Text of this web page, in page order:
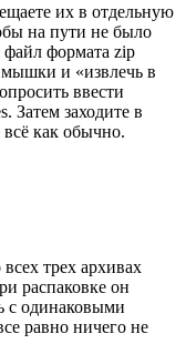
их в отдельную
на пути не было
файл формата zip
и «извлечь в
ввести
Затем заходите в
как обычно.
трех архивах
распаковке он
с одинаковыми
равно ничего не